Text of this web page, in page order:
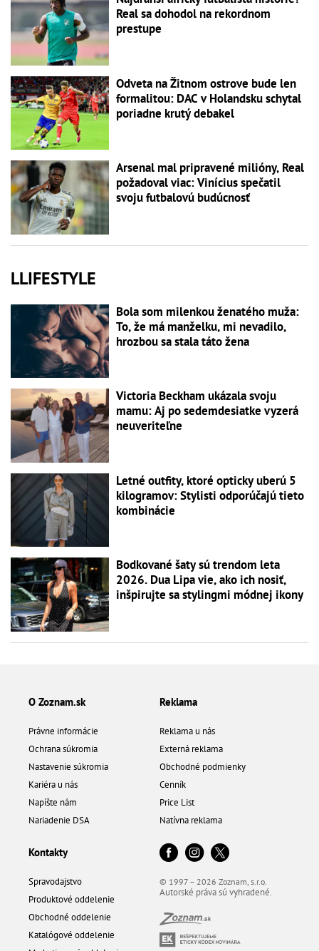
Real sa dohodol na rekordnom
prestupe
Odveta na Žitnom ostrove bude len
formalitou: DAC v Holandsku schytal
poriadne krutý debakel
Arsenal mal pripravené milióny, Real
požadoval viac: Vinícius spečatil
svoju futbalovú budúcnosť
LLIFESTYLE
Bola som milenkou ženatého muža:
To, že má manželku, mi nevadilo,
hrozbou sa stala táto žena
Victoria Beckham ukázala svoju
mamu: Aj po sedemdesiatke vyzerá
neuveriteľne
Letné outfity, ktoré opticky uberú 5
kilogramov: Stylisti odporúčajú tieto
kombinácie
Bodkované šaty sú trendom leta
2026. Dua Lipa vie, ako ich nosiť,
inšpirujte sa stylingmi módnej ikony
O Zoznam.sk
Právne informácie
Ochrana súkromia
Nastavenie súkromia
Kariéra u nás
Napíšte nám
Nariadenie DSA
Reklama
Reklama u nás
Externá reklama
Obchodné podmienky
Cenník
Price List
Natívna reklama
Kontakty
Spravodajstvo
Produktové oddelenie
Obchodné oddelenie
Katalógové oddelenie
© 1997 – 2026 Zoznam, s.r.o.
Autorské práva sú vyhradené.